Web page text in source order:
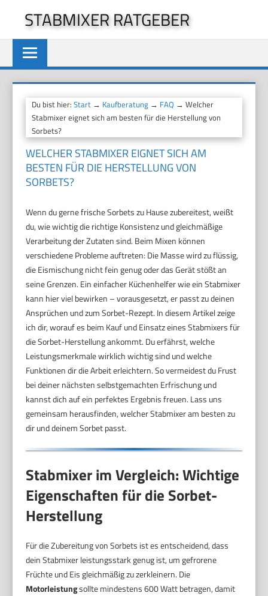
springen
STABMIXER RATGEBER
Du bist hier:Start → Kaufberatung → FAQ → Welcher
Stabmixer eignet sich am besten für die Herstellung von
Sorbets?
WELCHER STABMIXER EIGNET SICH AM
BESTEN FÜR DIE HERSTELLUNG VON
SORBETS?
Wenn du gerne frische Sorbets zu Hause zubereitest, weißt
du, wie wichtig die richtige Konsistenz und gleichmäßige
Verarbeitung der Zutaten sind. Beim Mixen können
verschiedene Probleme auftreten: Die Masse wird zu flüssig,
die Eismischung nicht fein genug oder das Gerät stößt an
seine Grenzen. Ein einfacher Küchenhelfer wie ein Stabmixer
kann hier viel bewirken – vorausgesetzt, er passt zu deinen
Ansprüchen und zum Sorbet-Rezept. In diesem Artikel zeige
ich dir, worauf es beim Kauf und Einsatz eines Stabmixers für
die Sorbet-Herstellung ankommt. Du erfährst, welche
Leistungsmerkmale wirklich wichtig sind und welche
Funktionen dir die Arbeit erleichtern. So vermeidest du Frust
bei deiner nächsten selbstgemachten Erfrischung und
kannst dich auf ein perfektes Ergebnis freuen. Lass uns
gemeinsam herausfinden, welcher Stabmixer am besten zu
dir und deinem Sorbet passt.
Stabmixer im Vergleich: Wichtige
Eigenschaften für die Sorbet-
Herstellung
Für die Zubereitung von Sorbets ist es entscheidend, dass
dein Stabmixer leistungsstark genug ist, um gefrorene
Früchte und Eis gleichmäßig zu zerkleinern. Die
Motorleistungsollte mindestens 600 Watt betragen, damit